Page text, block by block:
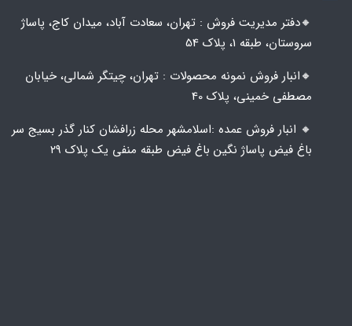
🔸️​​دفتر مدیریت فروش : تهران، سعادت آباد، میدان کاج، پاساژ
سروستان، طبقه 1، پلاک 54
🔸️​​انبار فروش نمونه محصولات : تهران، چیتگر شمالی، خیابان
مصطفی خمینی، پلاک 40
🔸️ انبار فروش عمده :اسلامشهر محله زرافشان کنار گذر بسیج سر
باغ فیض پاساژ نگین باغ فیض طبقه منفی یک پلاک ۲۹